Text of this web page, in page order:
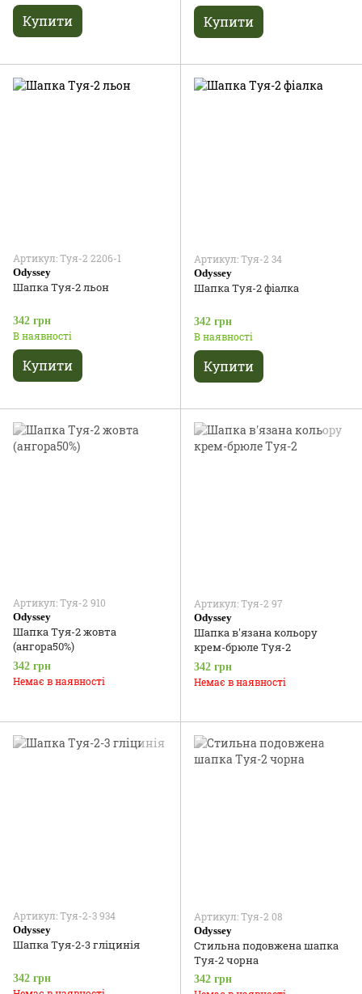
Купити Купити
Артикул: Туя-2 2206-1
Odyssey
Шапка Туя-2 льон
342 грн
В наявності
Купити
Артикул: Туя-2 34
Odyssey
Шапка Туя-2 фіалка
342 грн
В наявності
Купити
Артикул: Туя-2 910
Odyssey
Шапка Туя-2 жовта
(ангора50%)
342 грн
Немає в наявності
Артикул: Туя-2 97
Odyssey
Шапка в'язана кольору
крем-брюле Туя-2
342 грн
Немає в наявності
Артикул: Туя-2-3 934
Odyssey
Шапка Туя-2-3 гліцинія
342 грн
Артикул: Туя-2 08
Odyssey
Стильна подовжена шапка
Туя-2 чорна
342 грн